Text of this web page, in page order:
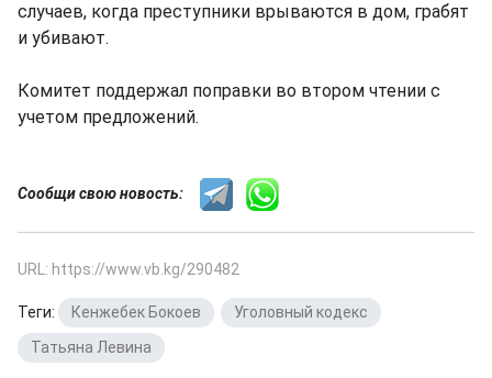
случаев, когда преступники врываются в дом, грабят
и убивают.
Комитет поддержал поправки во втором чтении с
учетом предложений.
Сообщи свою новость:
URL: https://www.vb.kg/290482
Теги: Кенжебек Бокоев Уголовный кодекс
Татьяна Левина